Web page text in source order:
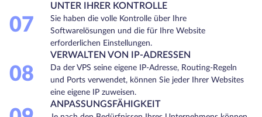
07
UNTER IHRER KONTROLLE
Sie haben die volle Kontrolle über Ihre
Softwarelösungen und die für Ihre Website
erforderlichen Einstellungen.
08
VERWALTEN VON IP-ADRESSEN
Da der VPS seine eigene IP-Adresse, Routing-Regeln
und Ports verwendet, können Sie jeder Ihrer Websites
eine eigene IP zuweisen.
ANPASSUNGSFÄHIGKEIT